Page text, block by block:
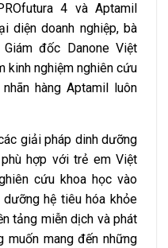
4 và Aptamil
diện doanh nghiệp, bà
đốc Danone Việt
kinh nghiệm nghiên cứu
hàng Aptamil luôn
giải pháp dinh dưỡng
hợp với trẻ em Việt
cứu khoa học vào
hệ tiêu hóa khỏe
tảng miễn dịch và phát
muốn mang đến những